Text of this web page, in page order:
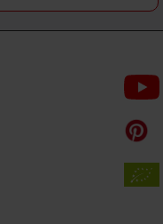
Folge
uns
auf